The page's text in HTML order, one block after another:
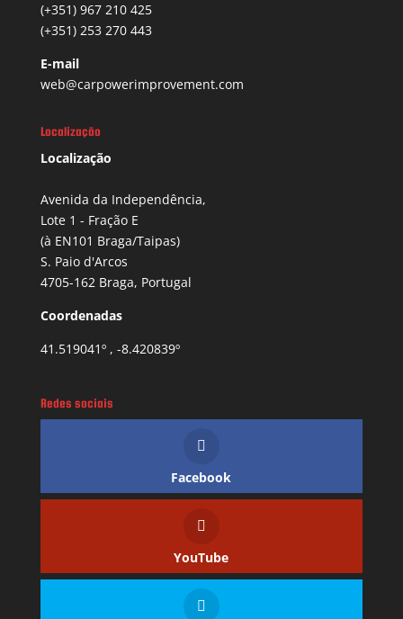
(+351) 967 210 425
(+351) 253 270 443
E-mail
web@carpowerimprovement.com
Localização
Localização
Avenida da Independência,
Lote 1 - Fração E
(à EN101 Braga/Taipas)
S. Paio d'Arcos
4705-162 Braga, Portugal
Coordenadas
41.519041º , -8.420839º
Redes sociais
Facebook
YouTube